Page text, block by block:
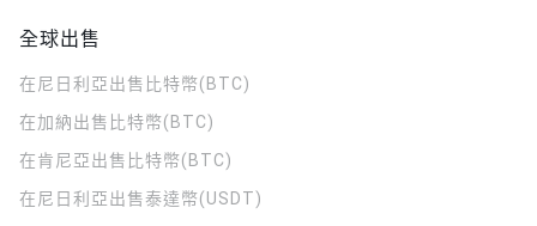
全球出售
在尼日利亞出售比特幣(BTC)
在加納出售比特幣(BTC)
在肯尼亞出售比特幣(BTC)
在尼日利亞出售泰達幣(USDT)